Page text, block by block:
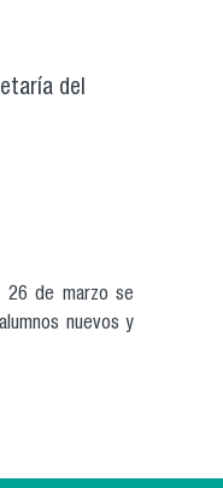
del
26 de marzo se
nuevos y